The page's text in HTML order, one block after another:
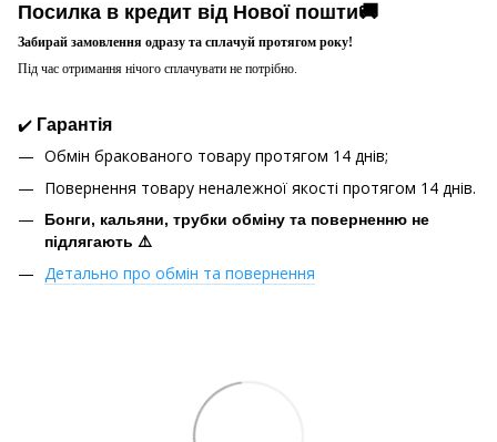
Посилка в кредит від Нової пошти🚚
Забирай замовлення одразу та сплачуй протягом року!
Під час отримання нічого сплачувати не потрібно.
✔️ Гарантія
Обмін бракованого товару протягом 14 днів;
Повернення товару неналежної якості протягом 14 днів.
Бонги, кальяни, трубки обміну та поверненню не
підлягають ⚠️
Детально про обмін та повернення